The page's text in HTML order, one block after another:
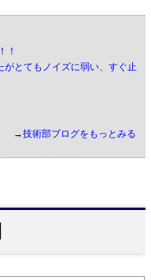
！
とてもノイズに弱い、すぐ止
→技術部ブログをもっとみる